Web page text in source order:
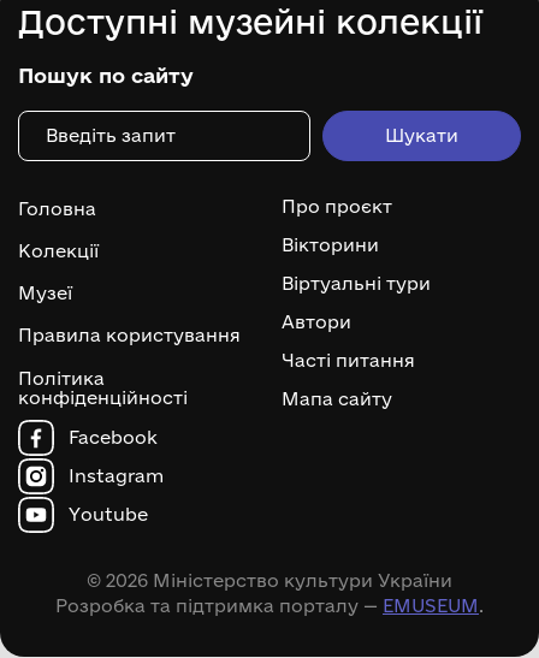
Доступні музейні колекції
Пошук по сайту
Головна
Колекції
Музеї
Правила користування
Політика
конфіденційності
Про проєкт
Вікторини
Віртуальні тури
Автори
Часті питання
Мапа сайту
Facebook
Instagram
Youtube
© 2026 Міністерство культури України
Розробка та підтримка порталу — EMUSEUM.